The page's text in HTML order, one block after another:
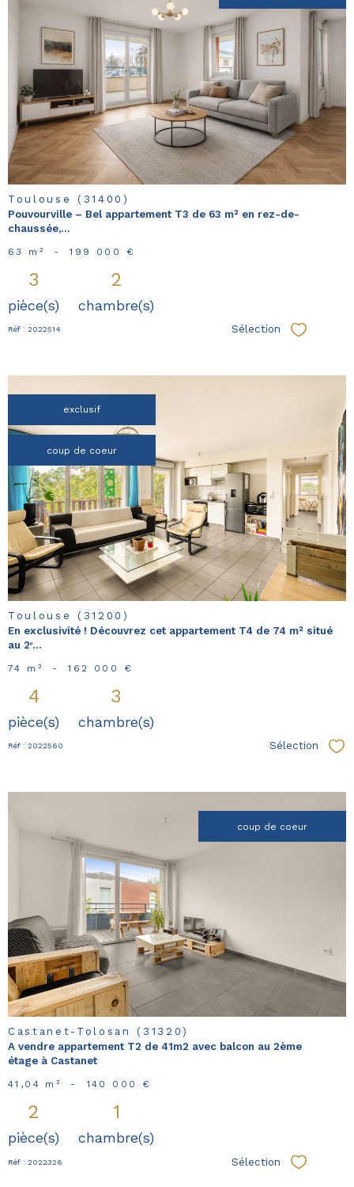
voir le
bien
Toulouse (31400)
Pouvourville – Bel appartement T3 de 63 m² en rez-de-
chaussée,...
63 m² - 199 000 €
3
pièce(s)
2
chambre(s)
Réf : 2022514 Sélection
exclusif
coup de coeur voir le
bien
Toulouse (31200)
En exclusivité ! Découvrez cet appartement T4 de 74 m² situé
au 2ᵉ...
74 m² - 162 000 €
4
pièce(s)
3
chambre(s)
Réf : 2022560 Sélection
coup de coeur
voir le
bien
Castanet-Tolosan (31320)
A vendre appartement T2 de 41m2 avec balcon au 2ème
étage à Castanet
41,04 m² - 140 000 €
2
pièce(s)
1
chambre(s)
Réf : 2022326 Sélection